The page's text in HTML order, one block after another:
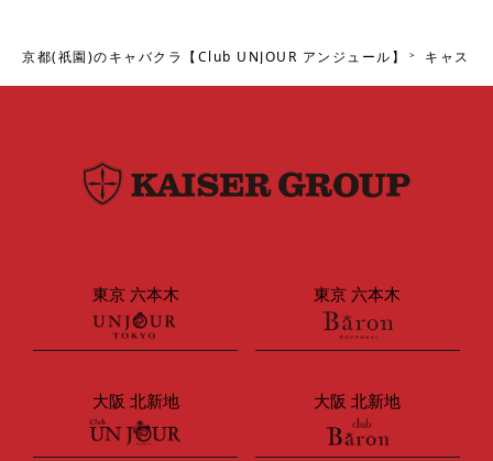
京都(祇園)のキャバクラ【Club UNJOUR アンジュール】 キャスト
東京 六本木 東京 六本木
大阪 北新地 大阪 北新地